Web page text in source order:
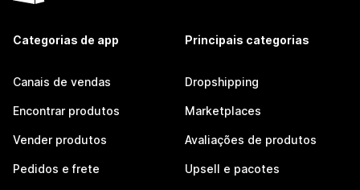
Categorias de app
Canais de vendas
Encontrar produtos
Vender produtos
Pedidos e frete
Principais categorias
Dropshipping
Marketplaces
Avaliações de produtos
Upsell e pacotes